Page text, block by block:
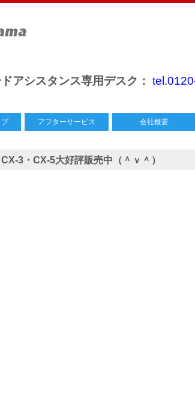
アシスタンス専用デスク：
アフターサービス 会社概要
3・CX-5大好評販売中（＾ｖ＾）